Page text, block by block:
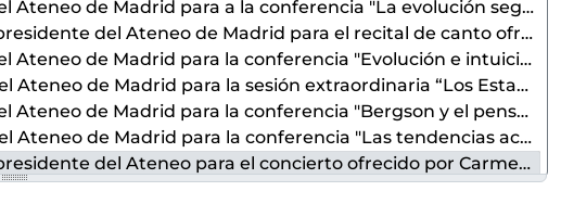
"La evolución según el vitalismo bergsoniano" ofrecida por Oswaldo Marquet dentro del ciclo
para el recital de canto ofrecido por Conchita Balparda y Miguel Zanetti, celebrado el 30 abril de 1959
e intuición bergsonianas como pórticos de una nueva actitud filosófica" ofrecida por Rafel Gambra dentro del ciclo
y Europa y el bloque soviético” ofrecido por Jaime Cortezo y Miguel de Azaola, celebrada el 5 de mayo de 1959 con motivo del X Aniversario de la Institución del Consejo de Europa
"Bergson y el pensamiento sindicalista de Sorel" ofrecida por Vicente Marrero dentro del ciclo
"Las tendencias actuales de la cultura francesa" ofrecida por Pierre Sipriot dentro del ciclo
el concierto ofrecido por Carmen Borja y Kata Arines, celebrado el 13 de mayo de 1959
y la industria de maquinaria pesada españolas y la integración económica europea" ofrecida por Jose Luis Urquijo dentro del seminario